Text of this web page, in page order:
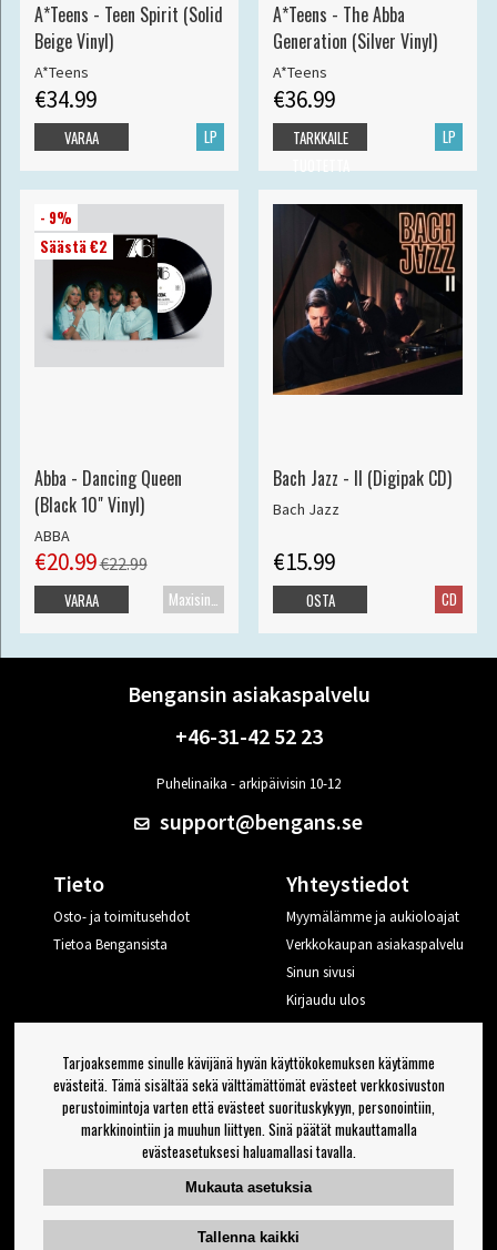
A*Teens - Teen Spirit (Solid
Beige Vinyl)
A*Teens
€34.99
LP
VARAA
A*Teens - The Abba
Generation (Silver Vinyl)
A*Teens
€36.99
LP
TARKKAILE
- 9%
Säästä €2
Abba - Dancing Queen
(Black 10" Vinyl)
ABBA
€20.99€22.99
Maxisingle
VARAA
Bach Jazz - II (Digipak CD)
Bach Jazz
€15.99
CD
OSTA
Bengansin asiakaspalvelu
+46-31-42 52 23
Puhelinaika - arkipäivisin 10-12
support@bengans.se
Tieto
Osto- ja toimitusehdot
Tietoa Bengansista
Yhteystiedot
Myymälämme ja aukioloajat
Verkkokaupan asiakaspalvelu
Sinun sivusi
Kirjaudu ulos
Haluan vinkkejä Bengansilta
OK
Uutiskirjeen asetukset
Seuraa meitä
Tarjoaksemme sinulle kävijänä hyvän käyttökokemuksen käytämme
evästeitä. Tämä sisältää sekä välttämättömät evästeet verkkosivuston
perustoimintoja varten että evästeet suorituskykyyn, personointiin,
markkinointiin ja muuhun liittyen. Sinä päätät mukauttamalla
evästeasetuksesi haluamallasi tavalla.
Mukauta asetuksia
Tallenna kaikki